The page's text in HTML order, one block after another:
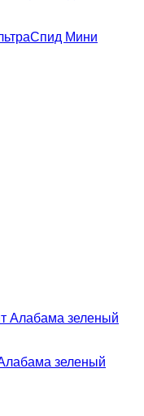
Мини
зеленый